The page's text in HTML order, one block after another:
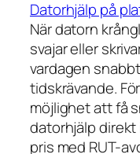
Datorhjälp på
När datorn
svajar eller
vardagen
tidskrävande.
möjlighet att få
datorhjälp
pris med RUT-